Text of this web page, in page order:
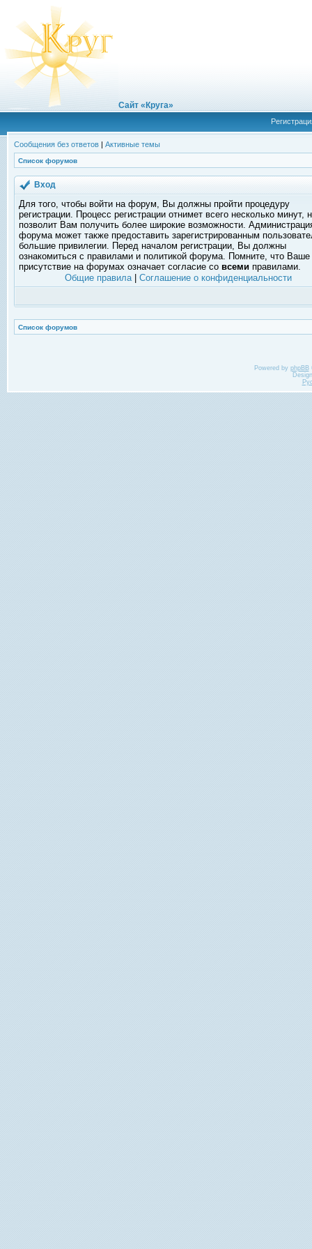
Сайт «Круга»
Сообщения без ответов | Активные темы
Список форумов
Вход
Для того, чтобы войти на форум, Вы должны пройти процедуру
регистрации. Процесс регистрации отнимет всего несколько минут,
позволит Вам получить более широкие возможности.
форума может также предоставить зарегистрированным
большие привилегии. Перед началом регистрации, Вы должны
ознакомиться с правилами и политикой форума. Помните, что Ваше
присутствие на форумах означает согласие со всеми правилами.
Общие правила| Соглашение о конфиденциальности
Список форумов
Powered by phpBB